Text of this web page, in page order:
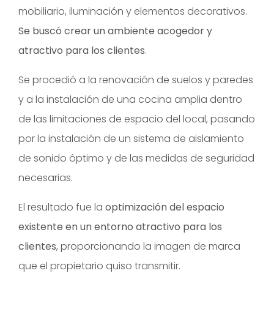
mobiliario, iluminación y elementos decorativos.
Se buscó crear un ambiente acogedor y
atractivo para los clientes.
Se procedió a la renovación de suelos y paredes
y a la instalación de una cocina amplia dentro
de las limitaciones de espacio del local, pasando
por la instalación de un sistema de aislamiento
de sonido óptimo y de las medidas de seguridad
necesarias.
El resultado fue la optimización del espacio
existente en un entorno atractivo para los
clientes, proporcionando la imagen de marca
que el propietario quiso transmitir.